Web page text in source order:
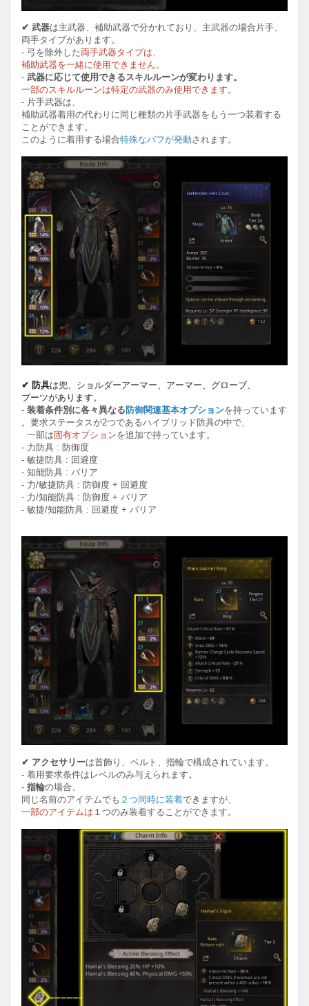
✔ 武器は主武器、補助武器で分かれており、主武器の場合片手、
両手タイプがあります。
- 弓を除外した両手武器タイプは、
補助武器を一緒に使用できません。
- 武器に応じて使用できるスキルルーンが変わります。
一部のスキルルーンは特定の武器のみ使用できます。
- 片手武器は、
補助武器着用の代わりに同じ種類の片手武器をもう一つ装着する
ことができます。
このように着用する場合特殊なバフが発動されます。
✔ 防具は兜、ショルダーアーマー、アーマー、グロ ーブ、
ブーツがあります。
- 装着条件別に各々異なる 防御関連基本オプションを持っています
。要求ステータスが2つであるハイブリッド防具の中で、
一部は 固有オプションを追加で持っています。
- 力防具 : 防御度
- 敏捷防具 : 回避度
- 知能防具 : バリア
- 力/敏捷防具 : 防御度 + 回避度
- 力/知能防具 : 防御度 + バリア
- 敏捷/知能防具 : 回避度 + バリア
✔ アクセサリ ーは首飾り、ベルト、指輪で構成されています。
- 着用要求条件は レベルのみ与えられます。
- 指輪の場合、
同じ名前のアイテムでも ２つ同時に装着できますが、
一部のアイテムは １つのみ装着することができます。